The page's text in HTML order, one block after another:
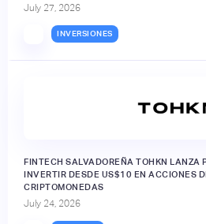
July 27, 2026
INVERSIONES
FINTECH SALVADOREÑA TOHKN LANZA
INVERTIR DESDE US$10 EN ACCIONES
CRIPTOMONEDAS
July 24, 2026